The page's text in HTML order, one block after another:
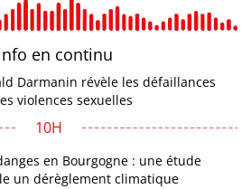
en continu
Darmanin révèle les défaillances
violences sexuelles
10H
en Bourgogne : une étude
un dérèglement climatique